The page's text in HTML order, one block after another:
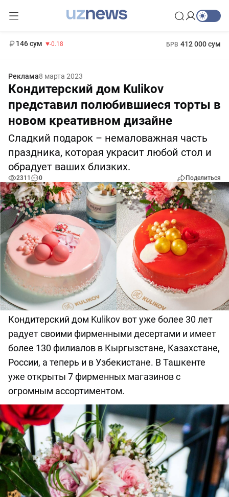
146 сум -0.18 БРВ 412 000 сум
Реклама8 марта 2023
Кондитерский дом Kulikov
представил полюбившиеся торты в
новом креативном дизайне
Сладкий подарок – немаловажная часть
праздника, которая украсит любой стол и
обрадует ваших близких.
2311 0 Поделиться
Кондитерский дом Kulikov вот уже более 30 лет
радует своими фирменными десертами и имеет
более 130 филиалов в Кыргызстане, Казахстане,
России, а теперь и в Узбекистане. В Ташкенте
уже открыты 7 фирменных магазинов с
огромным ассортиментом.